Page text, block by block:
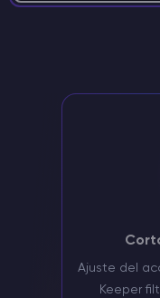
Ajuste del
Keeper